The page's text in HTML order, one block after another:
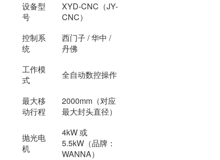
设备型
号
XYD-CNC（JY-
CNC）
控制系
统
西门子 / 华中 /
丹佛
工作模
式
全自动数控操作
最大移
动行程
2000mm（对应
最大封头直径）
抛光电
机
4kW 或
5.5kW（品牌：
WANNA）